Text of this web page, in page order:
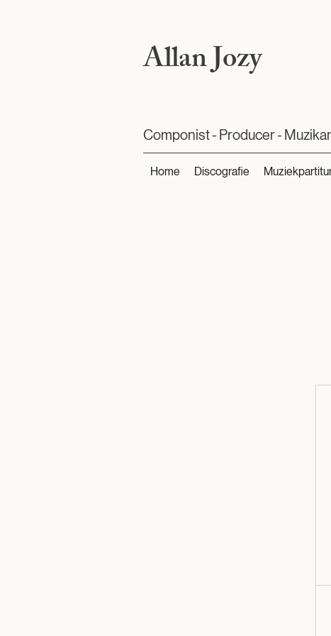
Allan Jozy
Componist - Producer -
Home Discografie